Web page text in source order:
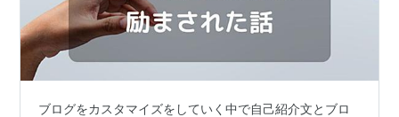
ブログをカスタマイズをしていく中で自己紹介文とブロ